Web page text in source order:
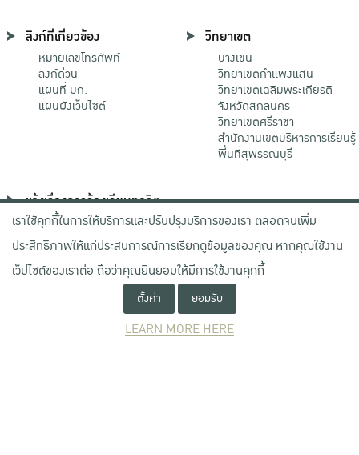
ลิงก์ที่เกี่ยวข้อง
หมายเลขโทรศัพท์
ลิงก์ด่วน
แผนที่ มก.
แผนผังเว็บไซต์
วิทยาเขต
บางเขน
วิทยาเขตกําแพงแสน
วิทยาเขตเฉลิมพระเกียรติ
จังหวัดสกลนคร
วิทยาเขตศรีราชา
สำนักงานเขตบริหารการเรียนรู้
พื้นที่สุพรรณบุรี
แจ้งเรื่องการร้องเรียนทุจริต
ช่องทางมหาวิทยาลัย
เกษตรศาสตร์
ช่องทางสำนักงาน ป.ป.ช.
ช่องทางสำนักงาน ป.ป.ท.
NEWCOMER
เราใช้คุกกี้ในการให้บริการและปรับปรุงบริการของเรา ตลอดจนเพิ่ม
ประสิทธิภาพให้แก่ประสบการณ์การเรียกดูข้อมูลของคุณ หากคุณใช้งาน
เว็ปไซต์ของเราต่อ ถือว่าคุณยินยอมให้มีการใช้งานคุกกี้
ตั้งค่า ยอมรับ
LEARN MORE HERE